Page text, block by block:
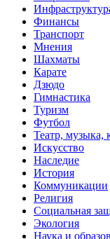
Финансы
Транспорт
Мнения
Шахматы
Карате
Дзюдо
Гимнастика
Туризм
Футбол
Театр, музыка,
Искусство
Наследие
История
Коммуникации
Религия
Социальная
Экология
Наука и